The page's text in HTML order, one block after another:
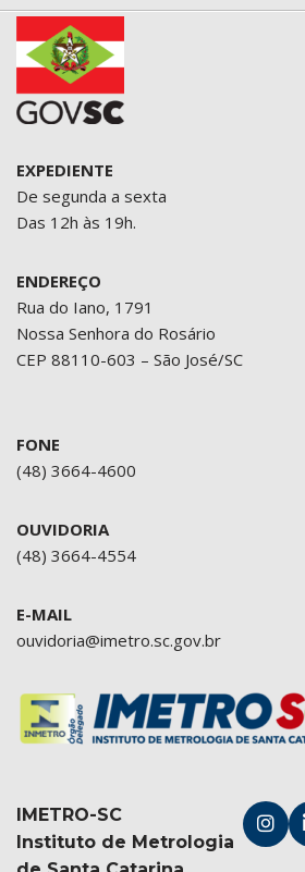
EXPEDIENTE
De segunda a sexta
Das 12h às 19h.
ENDEREÇO
Rua do Iano, 1791
Nossa Senhora do Rosário
CEP 88110-603 – São José/SC
FONE
(48) 3664-4600
OUVIDORIA
(48) 3664-4554
E-MAIL
ouvidoria@imetro.sc.gov.br
IMETRO-SC
Instituto de Metrologia